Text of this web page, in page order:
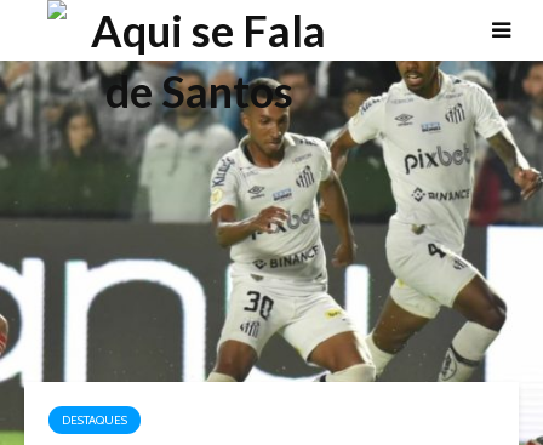
DESTAQUES